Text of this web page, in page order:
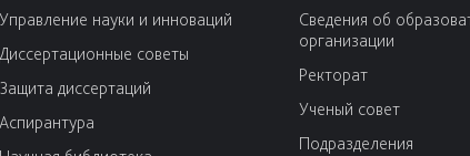
Управление науки и инноваций
Диссертационные советы
Защита диссертаций
Аспирантура
Сведения об
организации
Ректорат
Ученый совет
Подразделения